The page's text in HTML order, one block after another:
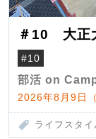
＃10 大正
#10
部活 on
2026年8月9日
ライフスタイ